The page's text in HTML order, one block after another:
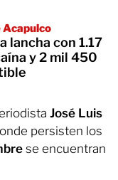
lancha con 1.17
y 2 mil 450
José Luis
persisten los
se encuentran